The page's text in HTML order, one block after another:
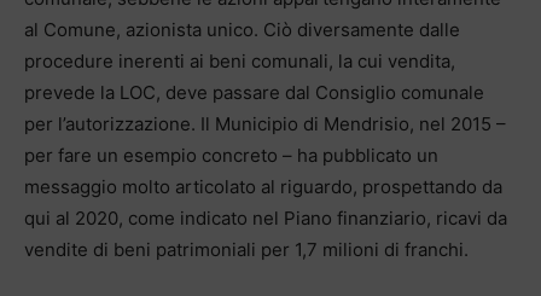
al Comune, azionista unico. Ciò diversamente dalle
procedure inerenti ai beni comunali, la cui vendita,
prevede la LOC, deve passare dal Consiglio comunale
per l’autorizzazione. Il Municipio di Mendrisio, nel 2015 –
per fare un esempio concreto – ha pubblicato un
messaggio molto articolato al riguardo, prospettando da
qui al 2020, come indicato nel Piano finanziario, ricavi da
vendite di beni patrimoniali per 1,7 milioni di franchi.